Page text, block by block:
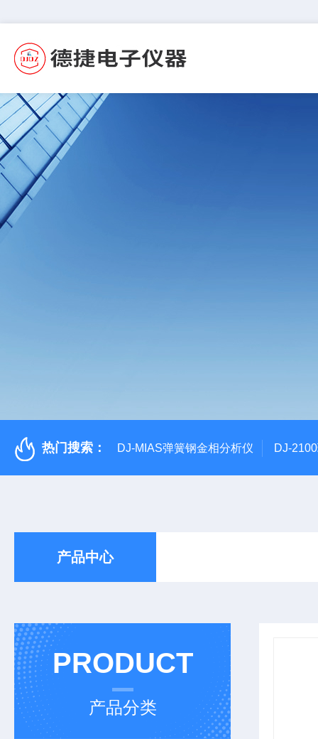
热门搜索： DJ-MIAS弹簧钢金相分析仪 DJ-
产品中心
PRODUCT
产品分类